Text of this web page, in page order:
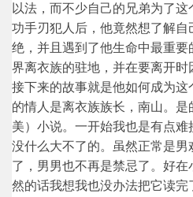
以法，而不少自己的兄弟为了
功手刃犯人后，他竟然想了解
绝，并且遇到了他生命中最重
界离衣族的驻地，并在要离开时
接下来的故事就是他如何成为这
的情人是离衣族族长，南山。
美）小说。一开始我也是有点
没什么大不了的。虽然正常是
了，男男也不再是禁忌了。好
然的话我想我也没办法把它读